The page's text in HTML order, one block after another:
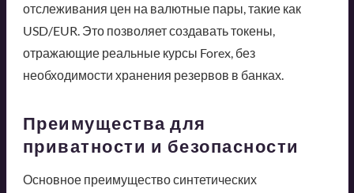
отслеживания цен на валютные пары, такие как
USD/EUR. Это позволяет создавать токены,
отражающие реальные курсы Forex, без
необходимости хранения резервов в банках.
Преимущества для
приватности и безопасности
Основное преимущество синтетических